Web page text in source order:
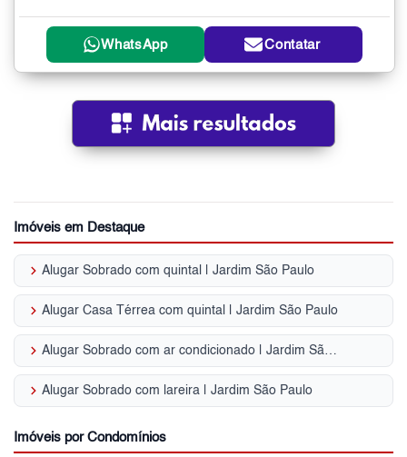
WhatsApp Contatar
Imóveis em Destaque
keyboard_arrow_right Alugar Sobrado com quintal | Jardim São Paulo
keyboard_arrow_right Alugar Casa Térrea com quintal | Jardim São Paulo
keyboard_arrow_right Alugar Sobrado com ar condicionado | Jardim São Paulo
keyboard_arrow_right Alugar Sobrado com lareira | Jardim São Paulo
Imóveis por Condomínios